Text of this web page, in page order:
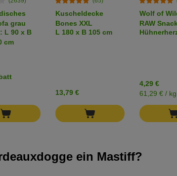
grau
L 90 x B
cm
Kuscheldecke
Bones XXL
L 180 x B 105 cm
13,79 €
Wolf of
RAW
4,29 €
61,29 € / kg
ein Mastiff?